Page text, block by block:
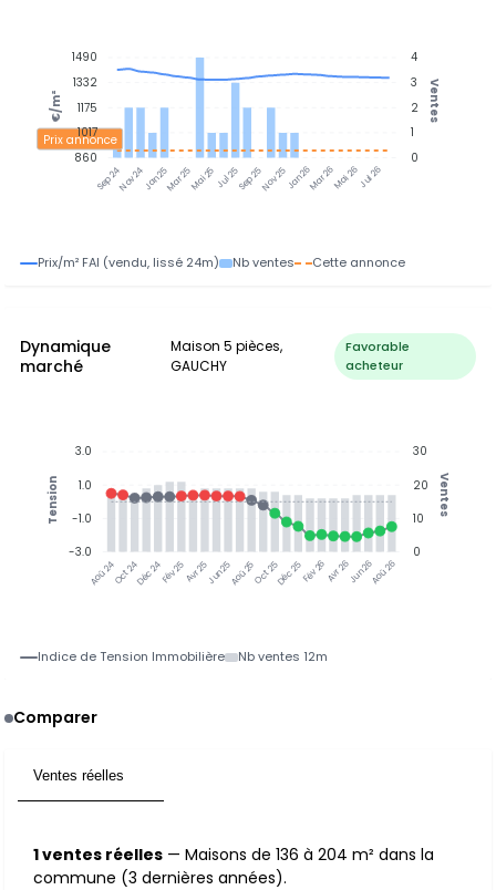
Sep 24Nov 24Jan 25Mar 25Mai 25Jul 25Sep 25Nov 25Jan 26Mar 26Mai 26Jul 26
Prix annonce
4
3
2
1
0
Ventes
1490
1332
1175
1017
860
€/m²
Prix/m² FAI (vendu, lissé 24m) Nb ventes Cette annonce
Dynamique
marché
Maison 5 pièces,
GAUCHY
Favorable
acheteur
Aoû 24Oct 24Déc 24Fév 25Avr 25Jun 25Aoû 25Oct 25Déc 25Fév 26Avr 26Jun 26Aoû 26
30
20
10
0
Ventes
3.0
1.0
-1.0
-3.0
Tension
Indice de Tension Immobilière Nb ventes 12m
Comparer
Ventes réelles
1 ventes réelles — Maisons de 136 à 204 m² dans la
commune (3 dernières années).